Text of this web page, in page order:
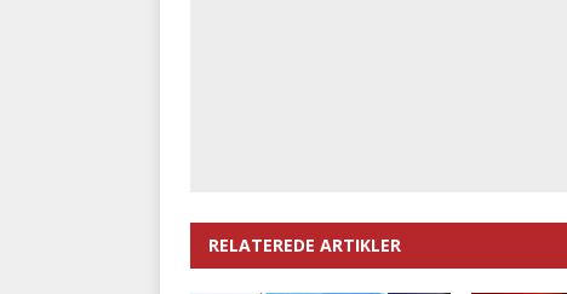
RELATEREDE ARTIKLER